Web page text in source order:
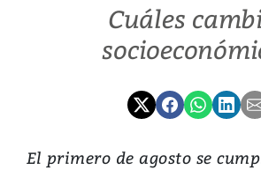
Cuáles
El primero de agosto se